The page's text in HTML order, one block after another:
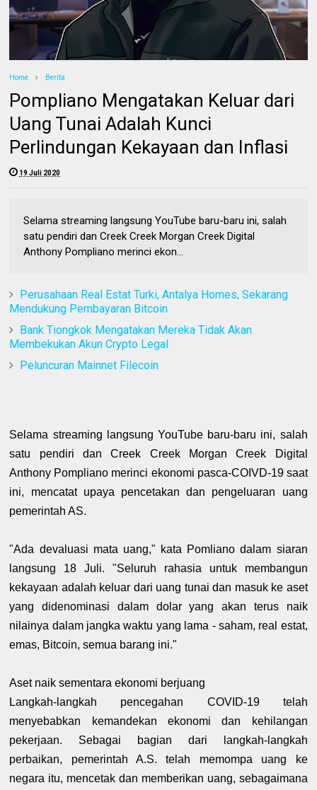
Home Berita
Pompliano Mengatakan Keluar dari
Uang Tunai Adalah Kunci
Perlindungan Kekayaan dan Inflasi
19 Juli 2020
Selama streaming langsung YouTube baru-baru ini, salah
satu pendiri dan Creek Creek Morgan Creek Digital
Anthony Pompliano merinci ekon...
Perusahaan Real Estat Turki, Antalya Homes, Sekarang
Mendukung Pembayaran Bitcoin
Bank Tiongkok Mengatakan Mereka Tidak Akan
Membekukan Akun Crypto Legal
Peluncuran Mainnet Filecoin
Selama streaming langsung YouTube baru-baru ini, salah
satu pendiri dan Creek Creek Morgan Creek Digital
Anthony Pompliano merinci ekonomi pasca-COIVD-19 saat
ini, mencatat upaya pencetakan dan pengeluaran uang
pemerintah AS.
"Ada devaluasi mata uang," kata Pomliano dalam siaran
langsung 18 Juli. "Seluruh rahasia untuk membangun
kekayaan adalah keluar dari uang tunai dan masuk ke aset
yang didenominasi dalam dolar yang akan terus naik
nilainya dalam jangka waktu yang lama - saham, real estat,
emas, Bitcoin, semua barang ini."
Aset naik sementara ekonomi berjuang
Langkah-langkah pencegahan COVID-19 telah
menyebabkan kemandekan ekonomi dan kehilangan
pekerjaan. Sebagai bagian dari langkah-langkah
perbaikan, pemerintah A.S. telah memompa uang ke
negara itu, mencetak dan memberikan uang, sebagaimana